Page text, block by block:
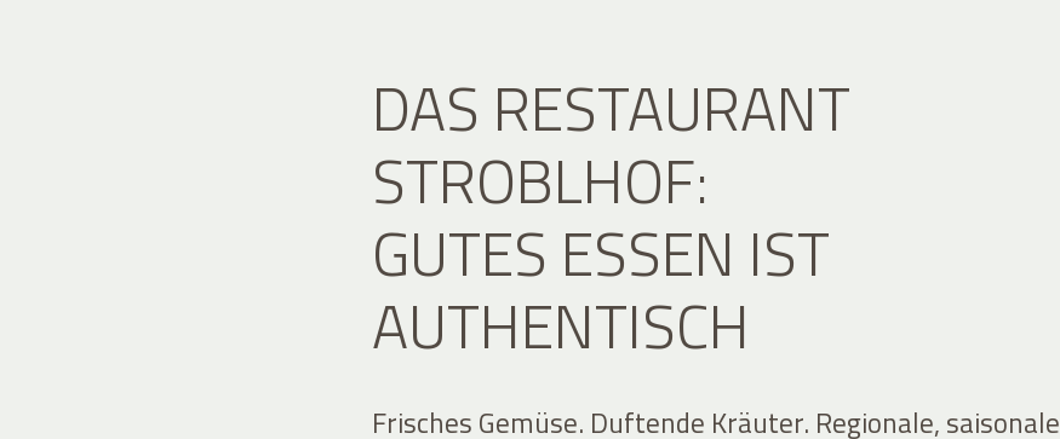
DAS RESTAURANT
STROBLHOF:
GUTES ESSEN IST
AUTHENTISCH
Frisches Gemüse. Duftende Kräuter. Regionale, saisonale